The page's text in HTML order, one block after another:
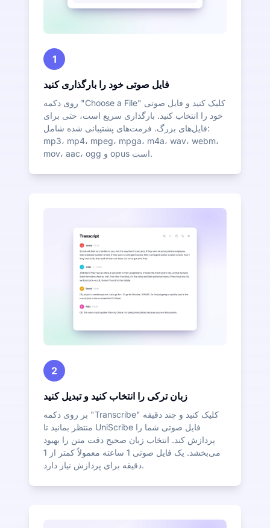
1
فایل صوتی خود را بارگذاری کنید
روی دکمه "Choose a File" کلیک کنید و فایل صوتی
خود را انتخاب کنید. بارگذاری سریع است، حتی برای
فایل‌های بزرگ. فرمت‌های پشتیبانی شده شامل:
mp3، mp4، mpeg، mpga، m4a، wav، webm،
mov، aac، ogg و opus است.
2
زبان ترکی را انتخاب کنید و تبدیل کنید
بر روی دکمه "Transcribe" کلیک کنید و چند دقیقه
منتظر بمانید تا UniScribe فایل صوتی شما را
پردازش کند. انتخاب زبان صحیح دقت متن را بهبود
می‌بخشد. یک فایل صوتی 1 ساعته معمولاً کمتر از 1
دقیقه برای پردازش نیاز دارد.